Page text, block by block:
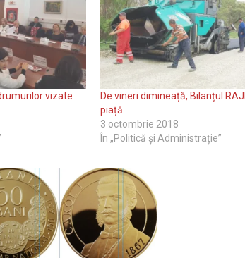
vizate
De vineri dimineață, Bilanțul
piață
3 octombrie 2018
În „Politică și Administrație”